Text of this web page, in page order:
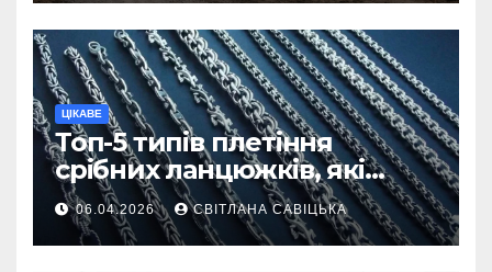
ЦІКАВЕ
Топ-5 типів плетіння
срібних ланцюжків, які
вважаються
найнадійнішими
06.04.2026 СВІТЛАНА САВІЦЬКА